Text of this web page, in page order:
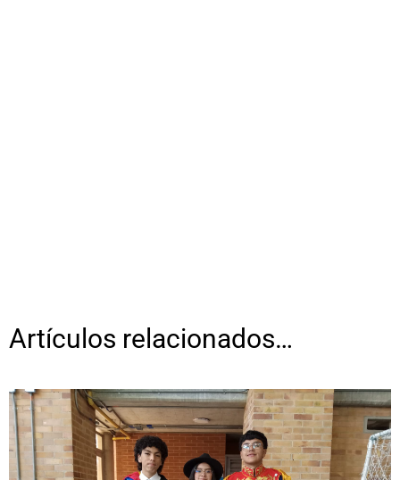
Artículos relacionados…